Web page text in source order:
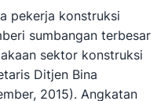
pekerja konstruksi
sumbangan terbesar
sektor konstruksi
Ditjen Bina
2015). Angkatan